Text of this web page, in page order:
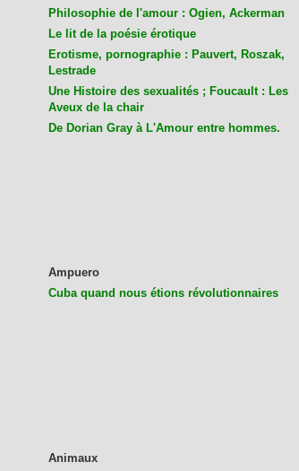
Philosophie de l'amour : Ogien, Ackerman
Le lit de la poésie érotique
Erotisme, pornographie : Pauvert, Roszak,
Lestrade
Une Histoire des sexualités ; Foucault : Les
Aveux de la chair
De Dorian Gray à L'Amour entre hommes.
Ampuero
Cuba quand nous étions révolutionnaires
Animaux